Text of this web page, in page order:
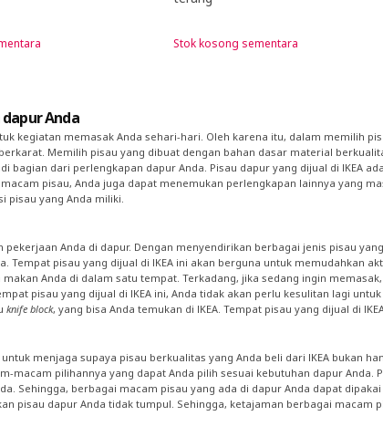
Stok kosong sementara
Anda
kegiatan memasak Anda sehari-hari. Oleh karena itu, dalam memilih
Memilih pisau yang dibuat dengan bahan dasar material
dari perlengkapan dapur Anda. Pisau dapur yang dijual di IKEA
pisau, Anda juga dapat menemukan perlengkapan lainnya yang
pisau yang Anda miliki.
Anda di dapur. Dengan menyendirikan berbagai jenis pisau
pisau yang dijual di IKEA ini akan berguna untuk memudahkan
Anda di dalam satu tempat. Terkadang, jika sedang ingin
pisau yang dijual di IKEA ini, Anda tidak akan perlu kesulitan lagi
knife block, yang bisa Anda temukan di IKEA. Tempat pisau yang dijual di
menjaga supaya pisau berkualitas yang Anda beli dari IKEA bukan
macam pilihannya yang dapat Anda pilih sesuai kebutuhan dapur Anda.
Sehingga, berbagai macam pisau yang ada di dapur Anda dapat
pisau dapur Anda tidak tumpul. Sehingga, ketajaman berbagai macam